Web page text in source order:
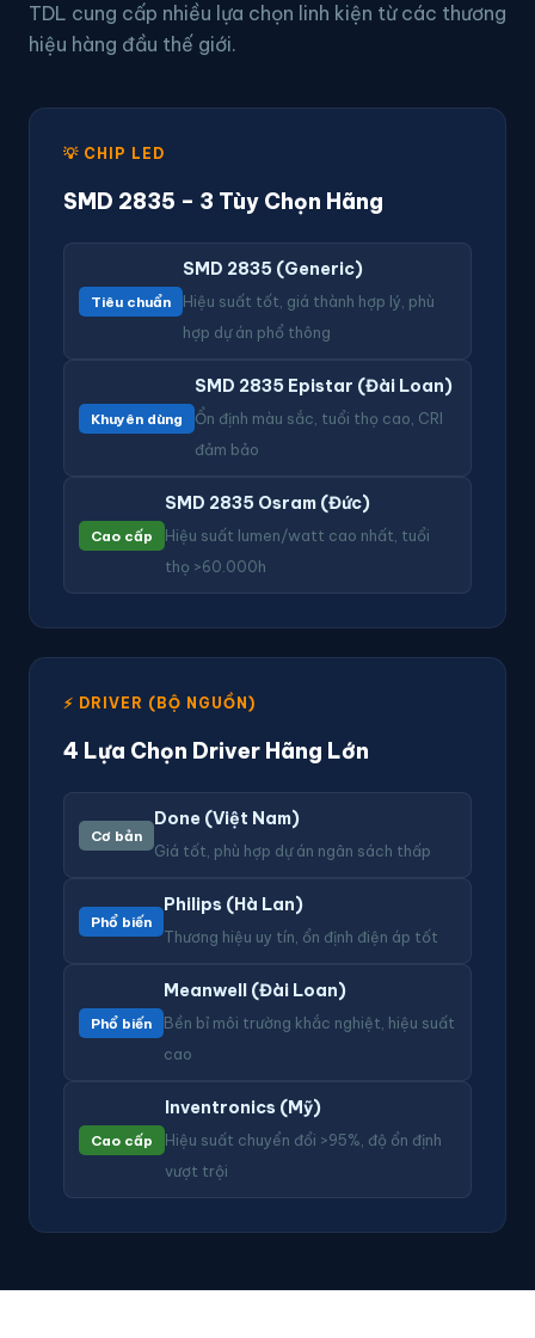
TDL cung cấp nhiều lựa chọn linh kiện từ các thương
hiệu hàng đầu thế giới.
💡 CHIP LED
SMD 2835 – 3 Tùy Chọn Hãng
Tiêu chuẩn
SMD 2835 (Generic)
Hiệu suất tốt, giá thành hợp lý, phù
hợp dự án phổ thông
Khuyên dùng
SMD 2835 Epistar (Đài Loan)
Ổn định màu sắc, tuổi thọ cao, CRI
đảm bảo
Cao cấp
SMD 2835 Osram (Đức)
Hiệu suất lumen/watt cao nhất, tuổi
thọ >60.000h
⚡ DRIVER (BỘ NGUỒN)
4 Lựa Chọn Driver Hãng Lớn
Cơ bản
Done (Việt Nam)
Giá tốt, phù hợp dự án ngân sách thấp
Phổ biến
Philips (Hà Lan)
Thương hiệu uy tín, ổn định điện áp tốt
Phổ biến
Meanwell (Đài Loan)
Bền bỉ môi trường khắc nghiệt, hiệu suất
cao
Cao cấp
Inventronics (Mỹ)
Hiệu suất chuyển đổi >95%, độ ổn định
vượt trội